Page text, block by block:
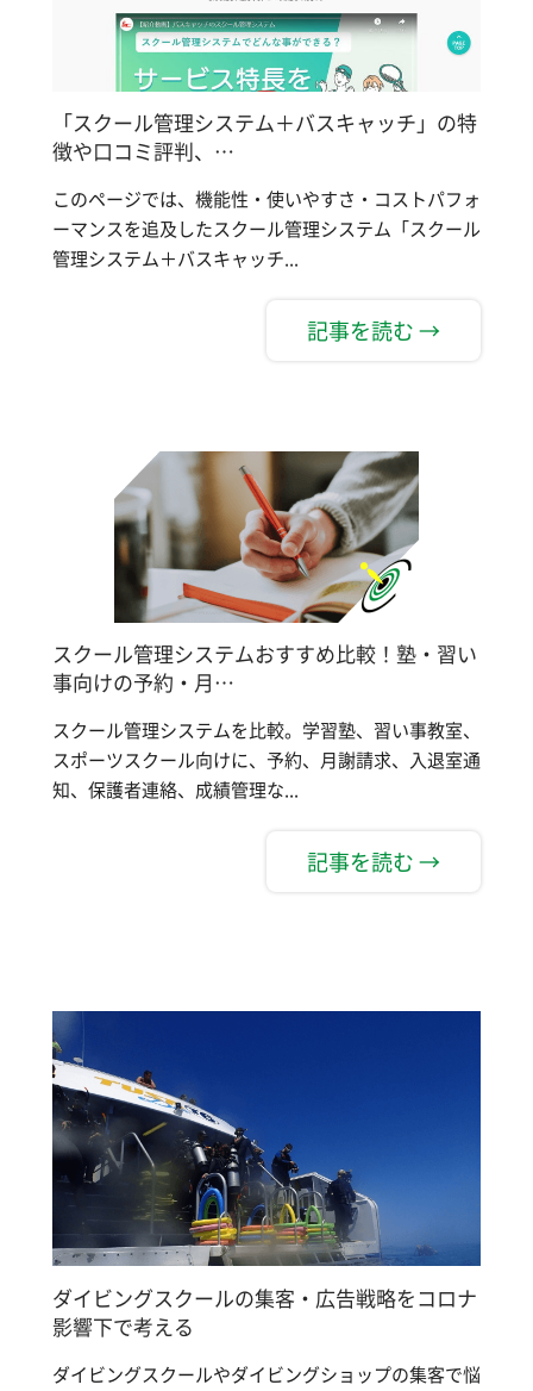
「スクール管理システム＋バスキャッチ」の特
徴や口コミ評判、…
このページでは、機能性・使いやすさ・コストパフォ
ーマンスを追及したスクール管理システム「スクール
管理システム＋バスキャッチ...
記事を読む →
スクール管理システムおすすめ比較！塾・習い
事向けの予約・月…
スクール管理システムを比較。学習塾、習い事教室、
スポーツスクール向けに、予約、月謝請求、入退室通
知、保護者連絡、成績管理な...
記事を読む →
ダイビングスクールの集客・広告戦略をコロナ
影響下で考える
ダイビングスクールやダイビングショップの集客で悩